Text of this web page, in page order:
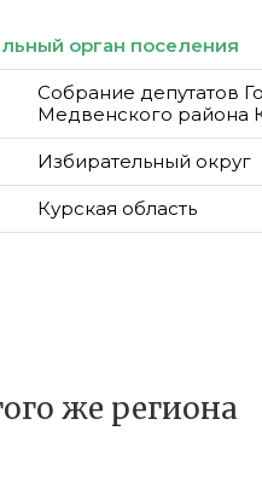
орган поселения
Собрание депутатов
Медвенского района
Избирательный округ
Курская область
же региона